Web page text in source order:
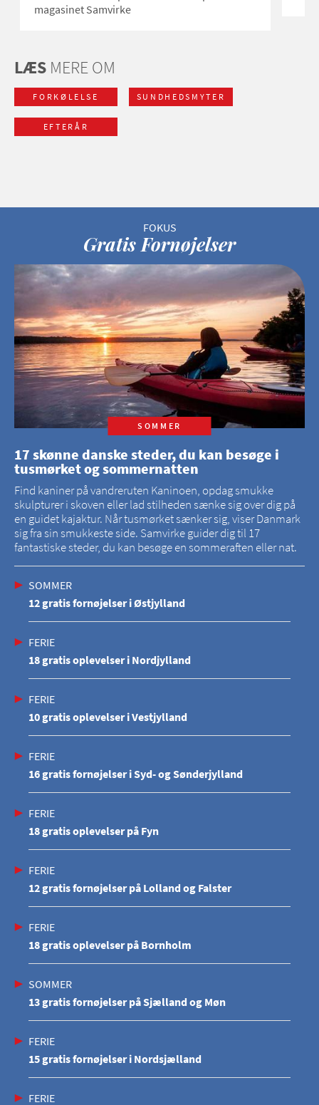
magasinet Samvirke
LÆS MERE OM
FORKØLELSE SUNDHEDSMYTER
EFTERÅR
Gratis Fornøjelser
SOMMER
17 skønne danske steder, du kan besøge i
tusmørket og sommernatten
Find kaniner på vandreruten Kaninoen, opdag smukke
skulpturer i skoven eller lad stilheden sænke sig over dig på
en guidet kajaktur. Når tusmørket sænker sig, viser Danmark
sig fra sin smukkeste side. Samvirke guider dig til 17
fantastiske steder, du kan besøge en sommeraften eller nat.
SOMMER
12 gratis fornøjelser i Østjylland
FERIE
18 gratis oplevelser i Nordjylland
FERIE
10 gratis oplevelser i Vestjylland
FERIE
16 gratis fornøjelser i Syd- og Sønderjylland
FERIE
18 gratis oplevelser på Fyn
FERIE
12 gratis fornøjelser på Lolland og Falster
FERIE
18 gratis oplevelser på Bornholm
SOMMER
13 gratis fornøjelser på Sjælland og Møn
FERIE
15 gratis fornøjelser i Nordsjælland
FERIE